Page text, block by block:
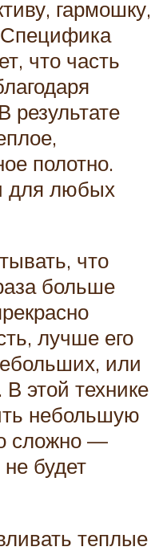
гармошку,
что часть
полотно.
для любых
что
больше
лучше его
или
этой технике
небольшую
сложно —
будет
теплые